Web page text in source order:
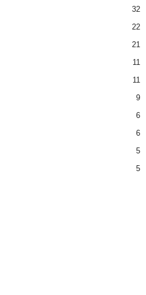
32
22
21
11
11
9
6
6
5
5